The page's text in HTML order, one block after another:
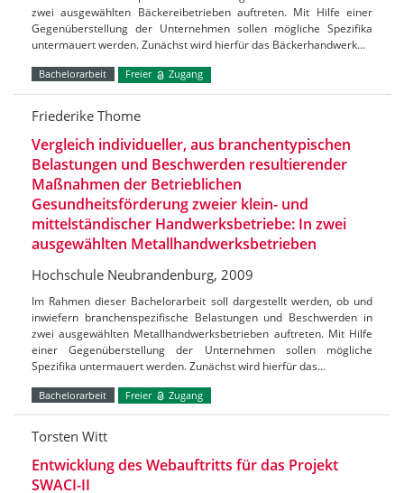
zwei ausgewählten Bäckereibetrieben auftreten. Mit Hilfe einer
Gegenüberstellung der Unternehmen sollen mögliche Spezifika
untermauert werden. Zunächst wird hierfür das Bäckerhandwerk…
Bachelorarbeit Freier Zugang
Friederike Thome
Vergleich individueller, aus branchentypischen
Belastungen und Beschwerden resultierender
Maßnahmen der Betrieblichen
Gesundheitsförderung zweier klein- und
mittelständischer Handwerksbetriebe: In zwei
ausgewählten Metallhandwerksbetrieben
Hochschule Neubrandenburg, 2009
Im Rahmen dieser Bachelorarbeit soll dargestellt werden, ob und
inwiefern branchenspezifische Belastungen und Beschwerden in
zwei ausgewählten Metallhandwerksbetrieben auftreten. Mit Hilfe
einer Gegenüberstellung der Unternehmen sollen mögliche
Spezifika untermauert werden. Zunächst wird hierfür das…
Bachelorarbeit Freier Zugang
Torsten Witt
Entwicklung des Webauftritts für das Projekt
SWACI-II